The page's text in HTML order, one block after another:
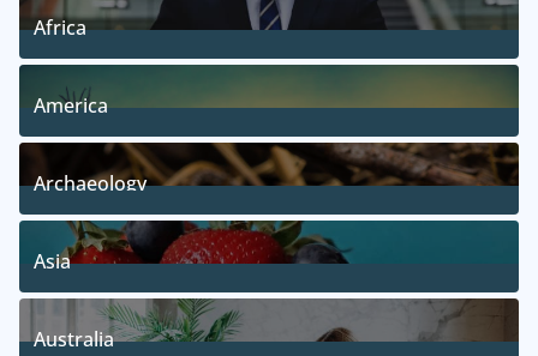
Africa
5Posts
America
5Posts
Archaeology
1Posts
Asia
5Posts
Australia